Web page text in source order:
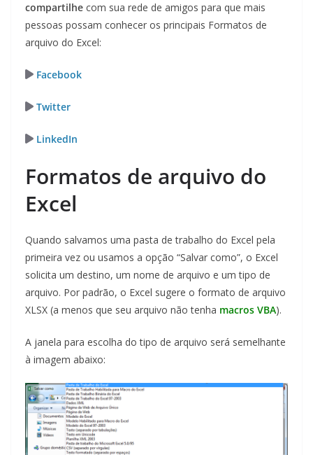
compartilhe com sua rede de amigos para que mais
pessoas possam conhecer os principais Formatos de
arquivo do Excel:
Facebook
Twitter
LinkedIn
Formatos de arquivo do
Excel
Quando salvamos uma pasta de trabalho do Excel pela
primeira vez ou usamos a opção “Salvar como”, o Excel
solicita um destino, um nome de arquivo e um tipo de
arquivo. Por padrão, o Excel sugere o formato de arquivo
XLSX (a menos que seu arquivo não tenha macros VBA).
A janela para escolha do tipo de arquivo será semelhante
à imagem abaixo: